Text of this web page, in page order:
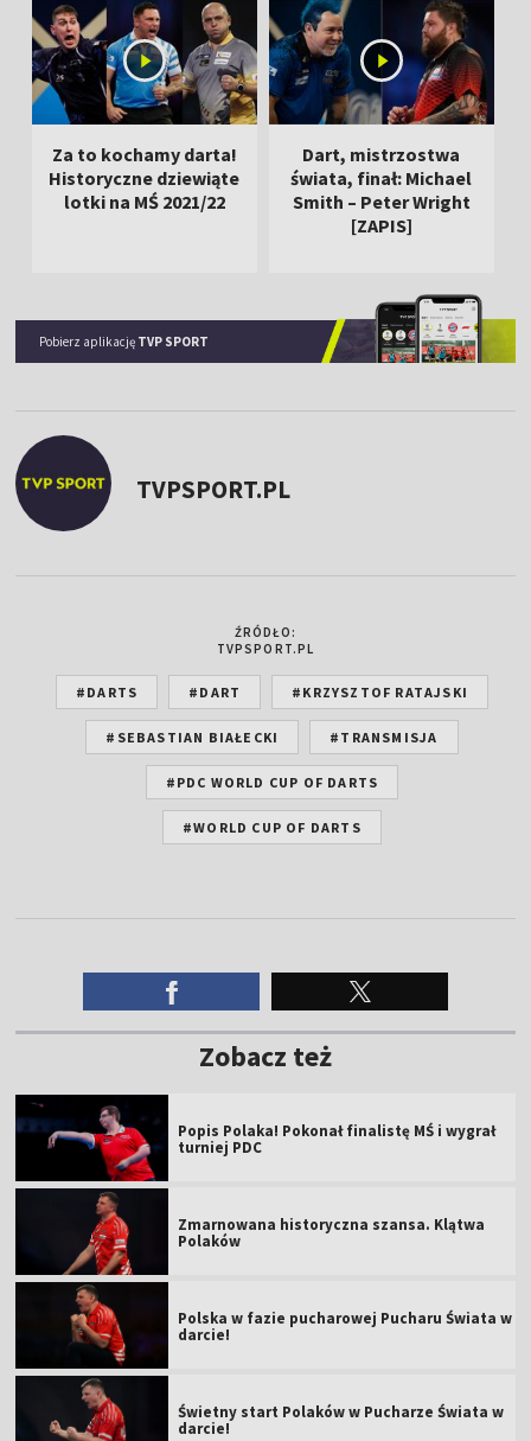
Za to kochamy darta!
Historyczne dziewiąte
lotki na MŚ 2021/22
Dart, mistrzostwa
świata, finał: Michael
Smith – Peter Wright
[ZAPIS]
Pobierz aplikację TVP SPORT
TVPSPORT.PL
ŹRÓDŁO:
TVPSPORT.PL
#DARTS #DART #KRZYSZTOF RATAJSKI
#SEBASTIAN BIAŁECKI #TRANSMISJA
#PDC WORLD CUP OF DARTS
#WORLD CUP OF DARTS
Zobacz też
Popis Polaka! Pokonał finalistę MŚ i wygrał
turniej PDC
Zmarnowana historyczna szansa. Klątwa
Polaków
Polska w fazie pucharowej Pucharu Świata w
darcie!
Świetny start Polaków w Pucharze Świata w
darcie!